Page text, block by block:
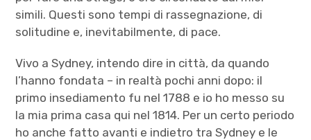
simili. Questi sono tempi di rassegnazione, di
solitudine e, inevitabilmente, di pace.
Vivo a Sydney, intendo dire in città, da quando
l’hanno fondata – in realtà pochi anni dopo: il
primo insediamento fu nel 1788 e io ho messo su
la mia prima casa qui nel 1814. Per un certo periodo
ho anche fatto avanti e indietro tra Sydney e le